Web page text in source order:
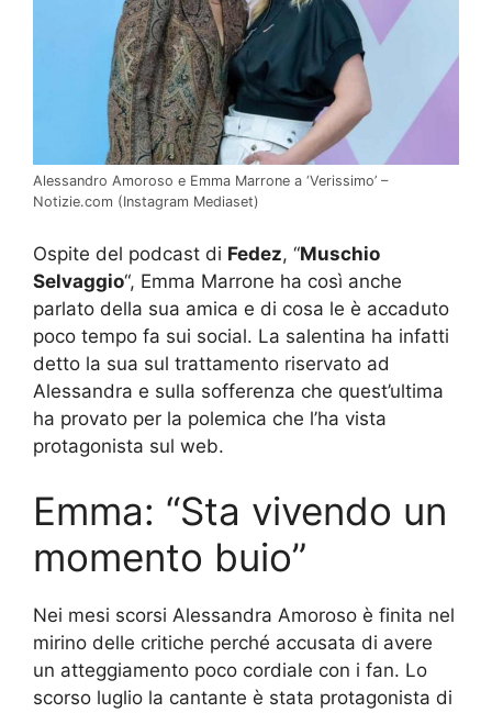
Alessandro Amoroso e Emma Marrone a ‘Verissimo’ –
Notizie.com (Instagram Mediaset)
Ospite del podcast di Fedez, “Muschio
Selvaggio“, Emma Marrone ha così anche
parlato della sua amica e di cosa le è accaduto
poco tempo fa sui social. La salentina ha infatti
detto la sua sul trattamento riservato ad
Alessandra e sulla sofferenza che quest’ultima
ha provato per la polemica che l’ha vista
protagonista sul web.
Emma: “Sta vivendo un
momento buio”
Nei mesi scorsi Alessandra Amoroso è finita nel
mirino delle critiche perché accusata di avere
un atteggiamento poco cordiale con i fan. Lo
scorso luglio la cantante è stata protagonista di